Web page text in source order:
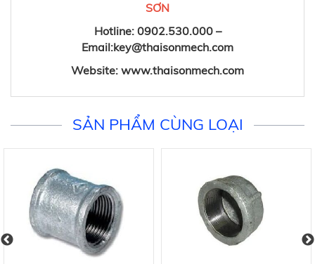
SƠN
Hotline: 0902.530.000 –
Email:key@thaisonmech.com
Website: www.thaisonmech.com
SẢN PHẨM CÙNG LOẠI